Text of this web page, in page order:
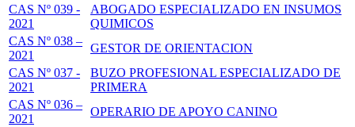
CAS Nº 039 -
2021
ABOGADO ESPECIALIZADO EN INSUMOS
QUIMICOS
CAS Nº 038 –
2021
GESTOR DE ORIENTACION
CAS Nº 037 -
2021
BUZO PROFESIONAL ESPECIALIZADO DE
PRIMERA
CAS Nº 036 –
2021
OPERARIO DE APOYO CANINO